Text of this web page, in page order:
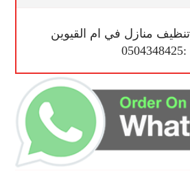
منازل في ام القيوين
:0504348425